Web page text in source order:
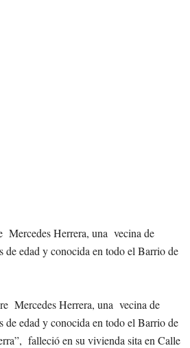
Mercedes Herrera, una vecina de
de edad y conocida en todo el Barrio de
Mercedes Herrera, una vecina de
de edad y conocida en todo el Barrio de
falleció en su vivienda sita en Calle